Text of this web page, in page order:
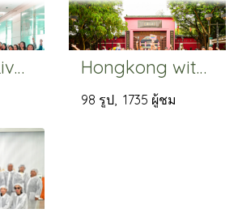
Dubai with Livepure 2023 (1) Hongkong with Livepure 2023
98 รูป, 1735 ผู้ชม